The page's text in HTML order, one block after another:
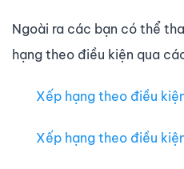
Ngoài ra các bạn có thể
hạng theo điều kiện qua
Xếp hạng theo điều
Xếp hạng theo điều